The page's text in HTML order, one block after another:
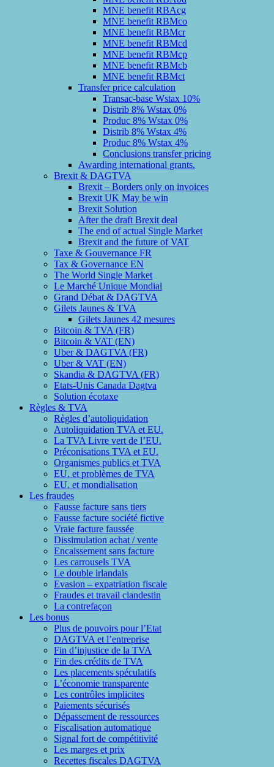
MNE benefit RBAcg
MNE benefit RBMco
MNE benefit RBMcr
MNE benefit RBMcd
MNE benefit RBMcp
MNE benefit RBMcb
MNE benefit RBMct
Transfer price calculation
Transac-base Wstax 10%
Distrib 8% Wstax 0%
Produc 8% Wstax 0%
Distrib 8% Wstax 4%
Produc 8% Wstax 4%
Conclusions transfer pricing
Awarding international grants.
Brexit & DAGTVA
Brexit – Borders only on invoices
Brexit UK May be win
Brexit Solution
After the draft Brexit deal
The end of actual Single Market
Brexit and the future of VAT
Taxe & Gouvernance FR
Tax & Governance EN
The World Single Market
Le Marché Unique Mondial
Grand Débat & DAGTVA
Gilets Jaunes & TVA
Gilets Jaunes 42 mesures
Bitcoin & TVA (FR)
Bitcoin & VAT (EN)
Uber & DAGTVA (FR)
Uber & VAT (EN)
Skandia & DAGTVA (FR)
Etats-Unis Canada Dagtva
Solution écotaxe
Règles & TVA
Règles d’autoliquidation
Autoliquidation TVA et EU.
La TVA Livre vert de l’EU.
Préconisations TVA et EU.
Organismes publics et TVA
EU. et problèmes de TVA
EU. et mondialisation
Les fraudes
Fausse facture sans tiers
Fausse facture société fictive
Vraie facture faussée
Dissimulation achat / vente
Encaissement sans facture
Les carrousels TVA
Le double irlandais
Evasion – expatriation fiscale
Fraudes et travail clandestin
La contrefaçon
Les bonus
Plus de pouvoirs pour l’Etat
DAGTVA et l’entreprise
Fin d’injustice de la TVA
Fin des crédits de TVA
Les placements spéculatifs
L’économie transparente
Les contrôles implicites
Paiements sécurisés
Dépassement de ressources
Fiscalisation automatique
Signal fort de compétitivité
Les marges et prix
Recettes fiscales DAGTVA